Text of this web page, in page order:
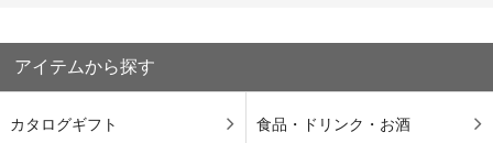
アイテムから探す
カタログギフト 食品・ドリンク・お酒